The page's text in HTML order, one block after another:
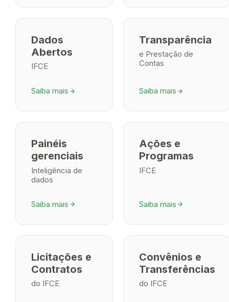
Dados
Abertos
IFCE
Saiba mais arrow_forward
Transparência
e Prestação de
Contas
Saiba mais arrow_forward
Painéis
gerenciais
Inteligência de
dados
Saiba mais arrow_forward
Ações e
Programas
IFCE
Saiba mais arrow_forward
Licitações e
Contratos
do IFCE
Convênios e
Transferências
do IFCE